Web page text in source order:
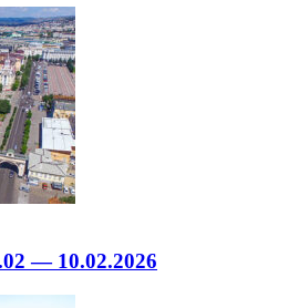
— 10.02.2026